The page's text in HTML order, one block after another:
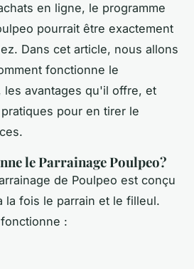
en ligne, le programme
pourrait être exactement
Dans cet article, nous allons
fonctionne le
les avantages qu'il offre, et
pour en tirer le
le Parrainage Poulpeo?
de Poulpeo est conçu
la fois le parrain et le filleul.
: